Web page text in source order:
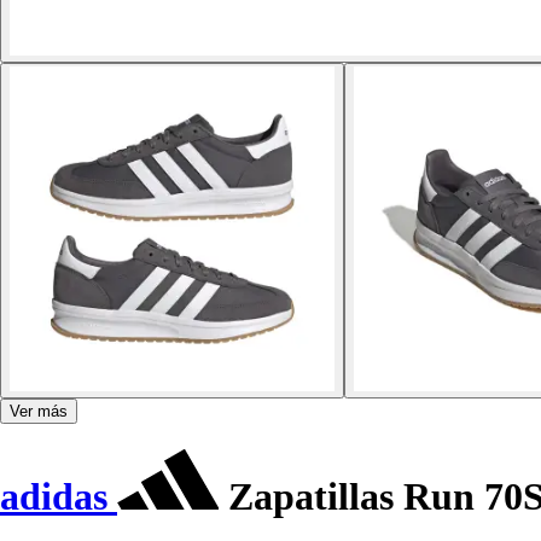
Ver más
adidas Zapatillas Run